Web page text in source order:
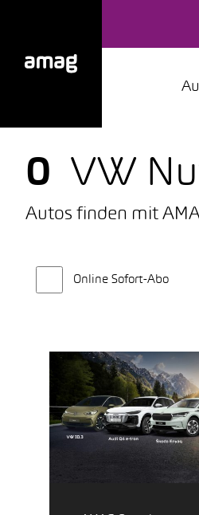
0 VW
Autos finden mit
Online Sofort-Abo